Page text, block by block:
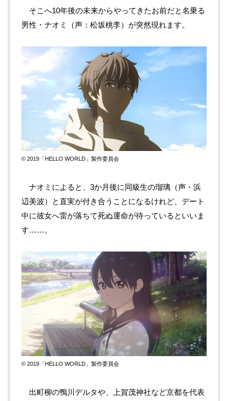
そこへ10年後の未来からやってきたお前だと名乗る
男性・ナオミ（声：松坂桃李）が突然現れます。
© 2019「HELLO WORLD」製作委員会
ナオミによると、3か月後に同級生の瑠璃（声・浜
辺美波）と直実が付き合うことになるけれど、デート
中に彼女へ雷が落ちて死ぬ運命が待っているといいま
す……。
© 2019「HELLO WORLD」製作委員会
出町柳の鴨川デルタや、上賀茂神社など京都を代表